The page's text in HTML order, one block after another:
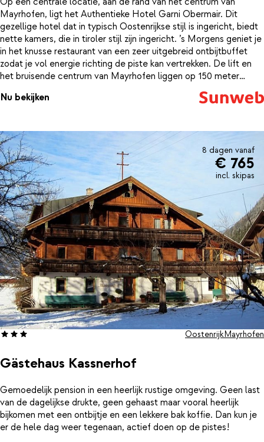
Mayrhofen, ligt het Authentieke Hotel Garni Obermair. Dit
gezellige hotel dat in typisch Oostenrijkse stijl is ingericht, biedt
nette kamers, die in tiroler stijl zijn ingericht. ’s Morgens geniet je
in het knusse restaurant van een zeer uitgebreid ontbijtbuffet
zodat je vol energie richting de piste kan vertrekken. De lift en
het bruisende centrum van Mayrhofen liggen op 150 meter
station van de Zillertalbahn brengt, stopt op slechts 50 meter
Obermair beschikt over een mooi verwarmd binnenzwembad,
waar je nog wat ontspannende baantjes kunt trekken. En in de
sauna, bio-sauna of het Turks stoombad kun je je spieren weer
helemaal op laten warmen.
Nu bekijken
8 dagen vanaf
€ 765
incl. skipas
Gästehaus Kassnerhof
OostenrijkMayrhofen
Gemoedelijk pension in een heerlijk rustige omgeving. Geen last
van de dagelijkse drukte, geen gehaast maar vooral heerlijk
bijkomen met een ontbijtje en een lekkere bak koffie. Dan kun je
er de hele dag weer tegenaan, actief doen op de pistes!